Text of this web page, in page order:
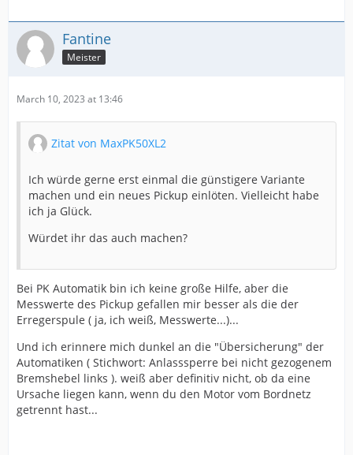
Fantine
Meister
March 10, 2023 at 13:46
Zitat von MaxPK50XL2
Ich würde gerne erst einmal die günstigere Variante
machen und ein neues Pickup einlöten. Vielleicht habe
ich ja Glück.
Würdet ihr das auch machen?
Bei PK Automatik bin ich keine große Hilfe, aber die
Messwerte des Pickup gefallen mir besser als die der
Erregerspule ( ja, ich weiß, Messwerte...)...
Und ich erinnere mich dunkel an die "Übersicherung" der
Automatiken ( Stichwort: Anlasssperre bei nicht gezogenem
Bremshebel links ). weiß aber definitiv nicht, ob da eine
Ursache liegen kann, wenn du den Motor vom Bordnetz
getrennt hast...